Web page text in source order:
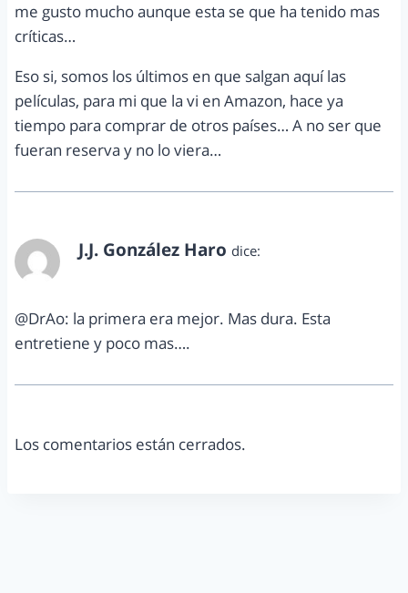
me gusto mucho aunque esta se que ha tenido mas
críticas…
Eso si, somos los últimos en que salgan aquí las
películas, para mi que la vi en Amazon, hace ya
tiempo para comprar de otros países… A no ser que
fueran reserva y no lo viera…
J.J. González Haro dice:
@DrAo: la primera era mejor. Mas dura. Esta
entretiene y poco mas….
Los comentarios están cerrados.